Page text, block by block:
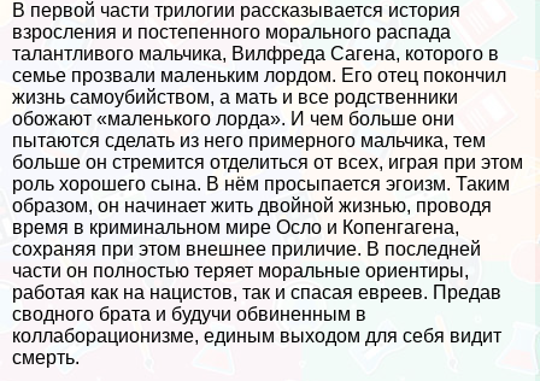
В первой части трилогии рассказывается история
взросления и постепенного мopaльного распада
талантливого мальчика, Вилфреда Сагена, которого в
семье прозвали маленьким лордом. Его отец покончил
жизнь самоубийством, а мать и все родственники
обожают «маленького лорда». И чем больше они
пытаются сделать из него примерного мальчика, тем
больше он стремится отделиться от всех, играя при этом
роль хорошего сына. В нём просыпается эгоизм. Таким
образом, он начинает жить двойной жизнью, проводя
время в криминальном мире Осло и Копенгагена,
сохраняя при этом внешнее приличие. В последней
части он полностью теряет мopaльные ориентиры,
работая как на нацистов, так и спасая евреев. Предав
сводного брата и будучи обвиненным в
коллаборационизме, единым выходом для себя видит
cмepть.